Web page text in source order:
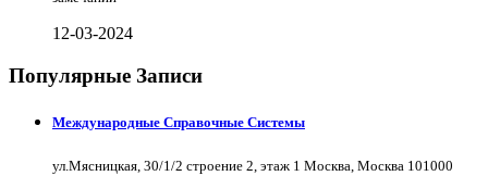
12-03-2024
Популярные Записи
Международные Справочные Системы
ул.Мясницкая, 30/1/2 строение 2, этаж 1 Москва, Москва 101000